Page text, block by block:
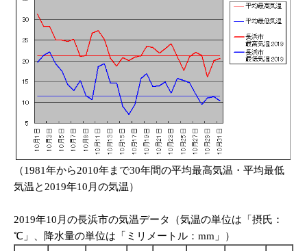
（1981年から2010年まで30年間の平均最高気温・平均最低
気温と2019年10月の気温）
2019年10月の長浜市の気温データ（気温の単位は「摂氏：
℃」、降水量の単位は「ミリメートル：mm」）